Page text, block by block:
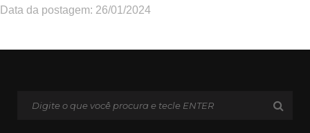
Data da postagem: 26/01/2024